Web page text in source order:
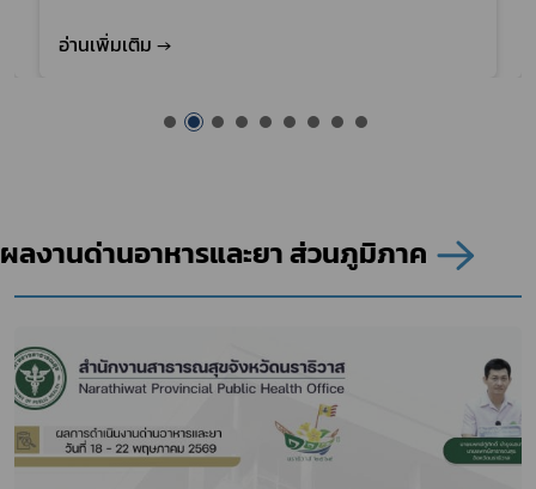
อ่านเพิ่มเติม →
ผลงานด่านอาหารและยา ส่วนภูมิภาค